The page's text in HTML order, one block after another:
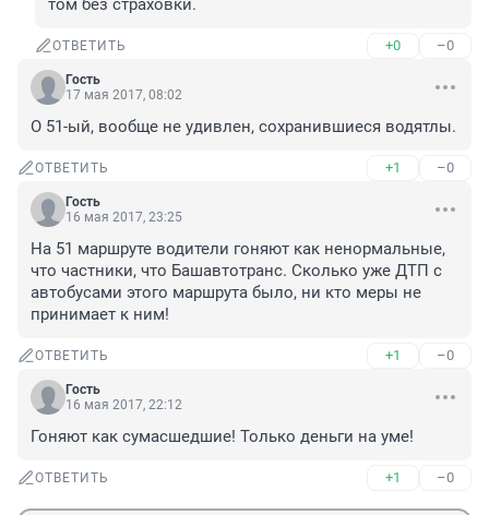
том без страховки.
ОТВЕТИТЬ +0 –0
Гость
17 мая 2017, 08:02
О 51-ый, вообще не удивлен, сохранившиеся водятлы.
ОТВЕТИТЬ +1 –0
Гость
16 мая 2017, 23:25
На 51 маршруте водители гоняют как ненормальные,
что частники, что Башавтотранс. Сколько уже ДТП с
автобусами этого маршрута было, ни кто меры не
принимает к ним!
ОТВЕТИТЬ +1 –0
Гость
16 мая 2017, 22:12
Гоняют как сумасшедшие! Только деньги на уме!
ОТВЕТИТЬ +1 –0